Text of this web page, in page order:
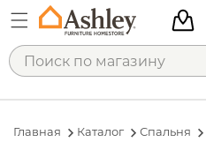
Главная Каталог Спальня